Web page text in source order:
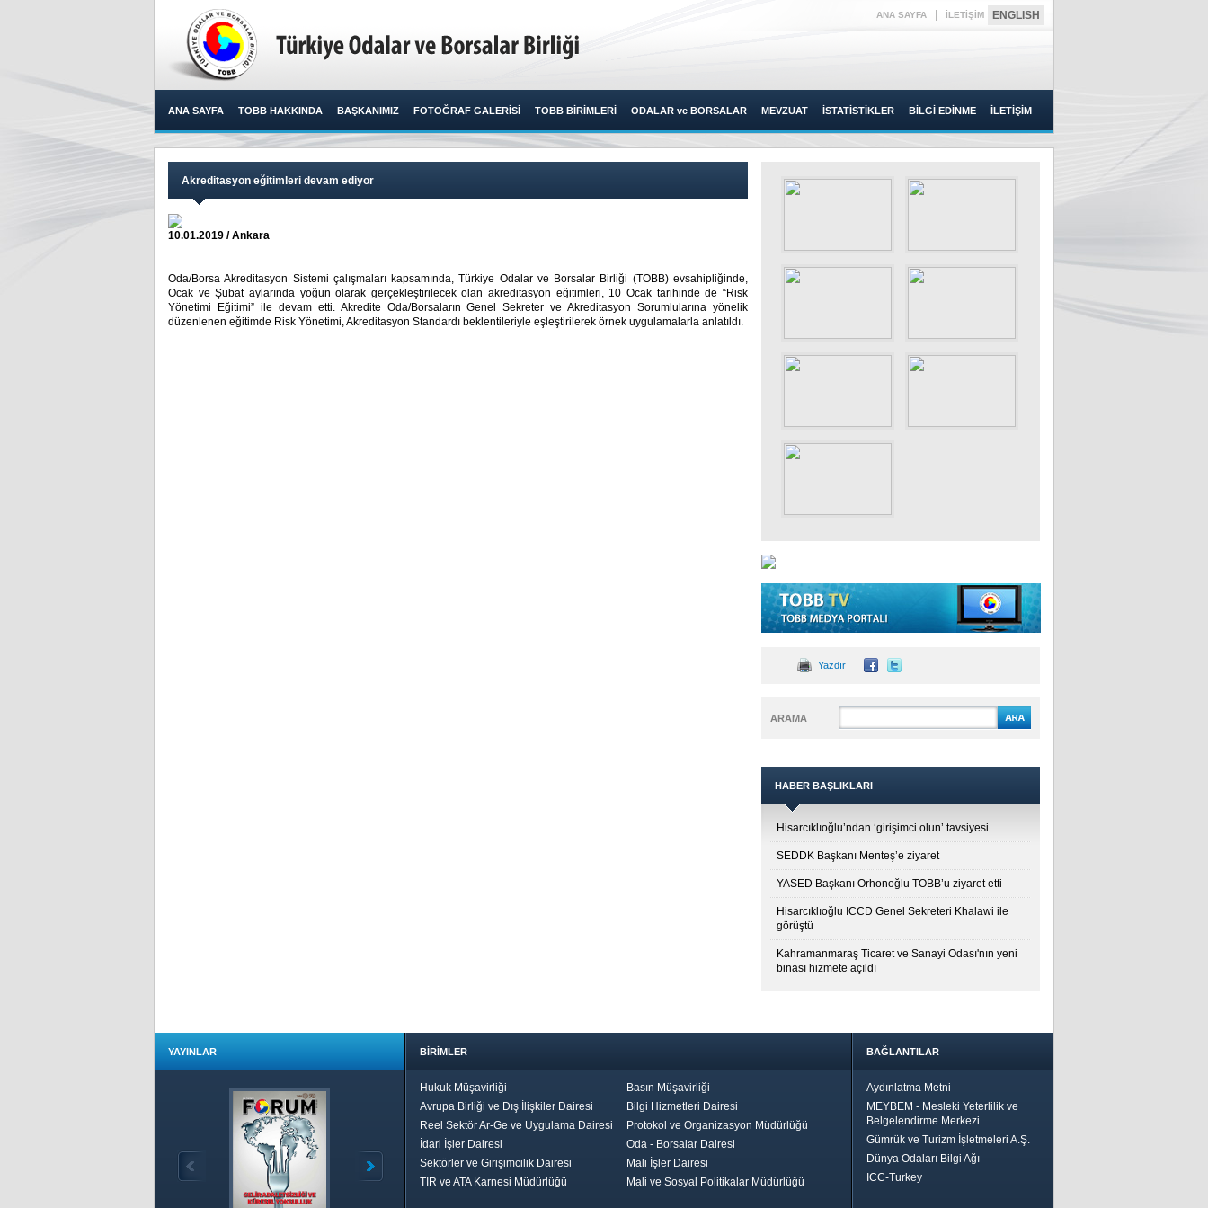
ANA SAYFA İLETİŞİM ENGLISH
ANA SAYFA TOBB HAKKINDA BAŞKANIMIZ FOTOĞRAF GALERİSİ TOBB BİRİMLERİ ODALAR ve BORSALAR MEVZUAT İSTATİSTİKLER BİLGİ EDİNME İLETİŞİM
Akreditasyon eğitimleri devam ediyor
10.01.2019 / Ankara
Oda/Borsa Akreditasyon Sistemi çalışmaları kapsamında, Türkiye Odalar ve Borsalar Birliği (TOBB) evsahipliğinde,
Ocak ve Şubat aylarında yoğun olarak gerçekleştirilecek olan akreditasyon eğitimleri, 10 Ocak tarihinde de “Risk
Yönetimi Eğitimi” ile devam etti. Akredite Oda/Borsaların Genel Sekreter ve Akreditasyon Sorumlularına yönelik
düzenlenen eğitimde Risk Yönetimi, Akreditasyon Standardı beklentileriyle eşleştirilerek örnek uygulamalarla anlatıldı. ​
Yazdır
ARAMA
HABER BAŞLIKLARI
Hisarcıklıoğlu’ndan ‘girişimci olun’ tavsiyesi
SEDDK Başkanı Menteş’e ziyaret
YASED Başkanı Orhonoğlu TOBB’u ziyaret etti
Hisarcıklıoğlu ICCD Genel Sekreteri Khalawi ile
görüştü
Kahramanmaraş Ticaret ve Sanayi Odası'nın yeni
binası hizmete açıldı
YAYINLAR BİRİMLER
Hukuk Müşavirliği
Basın Müşavirliği
Avrupa Birliği ve Dış İlişkiler Dairesi
Bilgi Hizmetleri Dairesi
Reel Sektör Ar-Ge ve Uygulama Dairesi
Protokol ve Organizasyon Müdürlüğü
İdari İşler Dairesi
Oda - Borsalar Dairesi
Sektörler ve Girişimcilik Dairesi
Mali İşler Dairesi
TIR ve ATA Karnesi Müdürlüğü
Mali ve Sosyal Politikalar Müdürlüğü
BAĞLANTILAR
Aydınlatma Metni
MEYBEM - Mesleki Yeterlilik ve
Belgelendirme Merkezi
Gümrük ve Turizm İşletmeleri A.Ş.
Dünya Odaları Bilgi Ağı
ICC-Turkey